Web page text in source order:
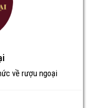
về rượu ngoại